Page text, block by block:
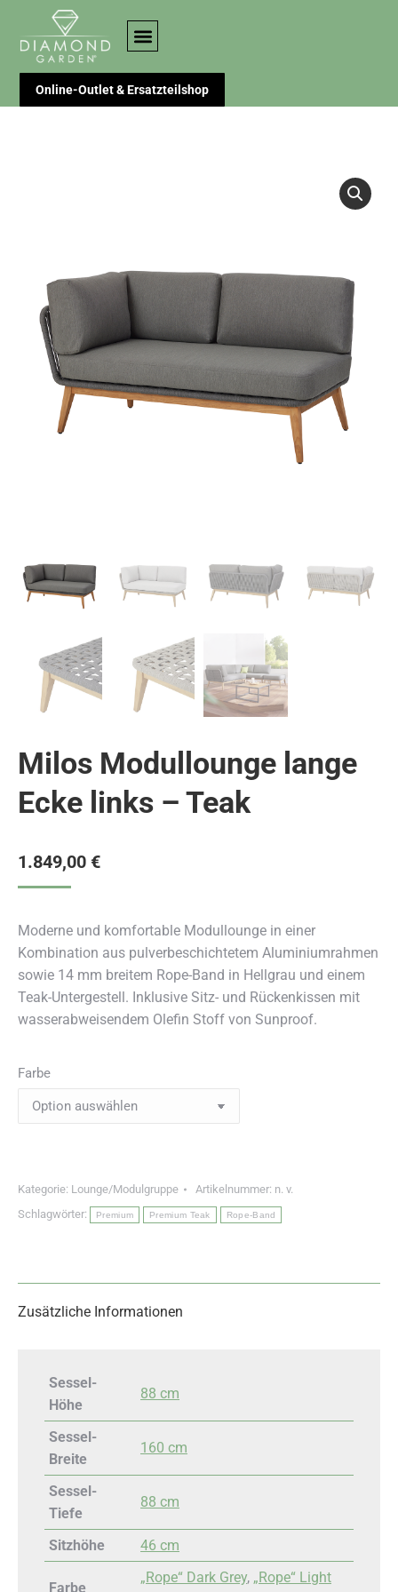
Online-Outlet & Ersatzteilshop
Milos Modullounge lange
Ecke links – Teak
1.849,00 €
Moderne und komfortable Modullounge in einer
Kombination aus pulverbeschichtetem Aluminiumrahmen
sowie 14 mm breitem Rope-Band in Hellgrau und einem
Teak-Untergestell. Inklusive Sitz- und Rückenkissen mit
wasserabweisendem Olefin Stoff von Sunproof.
Farbe
Kategorie: Lounge/Modulgruppe Artikelnummer: n. v.
Schlagwörter:
Premium Premium Teak Rope-Band
Zusätzliche Informationen
Sessel-
Höhe
88 cm
Sessel-
Breite
160 cm
Sessel-
Tiefe
88 cm
Sitzhöhe 46 cm
Farbe
„Rope“ Dark Grey, „Rope“ Light